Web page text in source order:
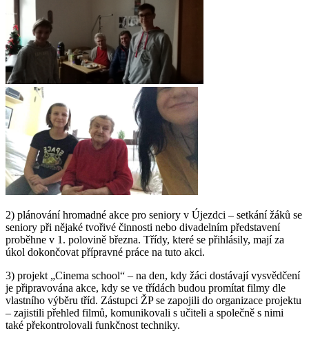
2) plánování hromadné akce pro seniory v Újezdci – setkání žáků se
seniory při nějaké tvořivé činnosti nebo divadelním představení
proběhne v 1. polovině března. Třídy, které se přihlásily, mají za
úkol dokončovat přípravné práce na tuto akci.
3) projekt „Cinema school“ – na den, kdy žáci dostávají vysvědčení
je připravována akce, kdy se ve třídách budou promítat filmy dle
vlastního výběru tříd. Zástupci ŽP se zapojili do organizace projektu
– zajistili přehled filmů, komunikovali s učiteli a společně s nimi
také překontrolovali funkčnost techniky.